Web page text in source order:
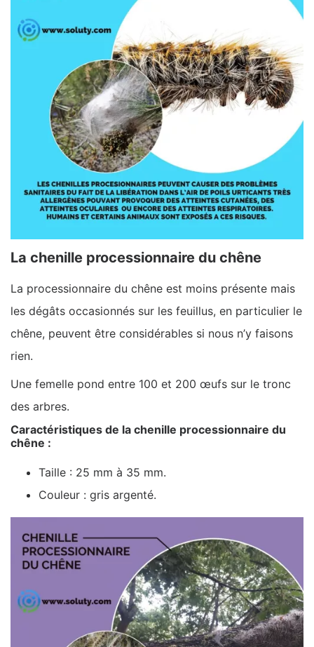
La chenille processionnaire du chêne
La processionnaire du chêne est moins présente mais
les dégâts occasionnés sur les feuillus, en particulier le
chêne, peuvent être considérables si nous n’y faisons
rien.
Une femelle pond entre 100 et 200 œufs sur le tronc
des arbres.
Caractéristiques de la chenille processionnaire du
chêne :
Taille : 25 mm à 35 mm.
Couleur : gris argenté.